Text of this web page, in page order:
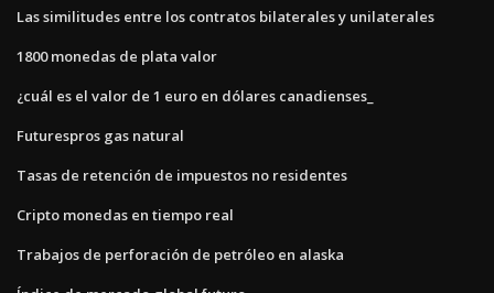
Las similitudes entre los contratos bilaterales y unilaterales
1800 monedas de plata valor
¿cuál es el valor de 1 euro en dólares canadienses_
Futurespros gas natural
Tasas de retención de impuestos no residentes
Cripto monedas en tiempo real
Trabajos de perforación de petróleo en alaska